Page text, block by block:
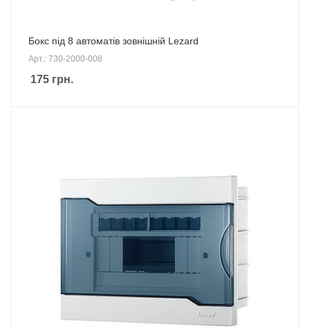
Бокс під 8 автоматів зовнішній Lezard
Арт.: 730-2000-008
175 грн.